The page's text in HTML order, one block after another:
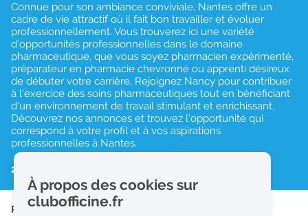
e
Connue pour son ambiance conviviale, Nantes offre un
cadre de vie attractif où il fait bon travailler et évoluer
professionnellement. Vous trouverez ici une variété
d'opportunités professionnelles dans le domaine
pharmaceutique, que vous soyez pharmacien expérimenté,
préparateur en pharmacie chevronné ou apprenti désireux
de débuter votre carrière. Rejoignez Nancy pour contribuer
à l’exercice des soins pharmaceutiques tout en bénéficiant
d'un environnement de travail stimulant et enrichissant.
Découvrez nos annonces et trouvez l'opportunité qui
correspond à votre profil et à vos aspirations
professionnelles à Nantes.
2 résultats
PRÉPARATEUR EN PHARMACIE (H/F)
À propos des cookies sur
clubofficine.fr